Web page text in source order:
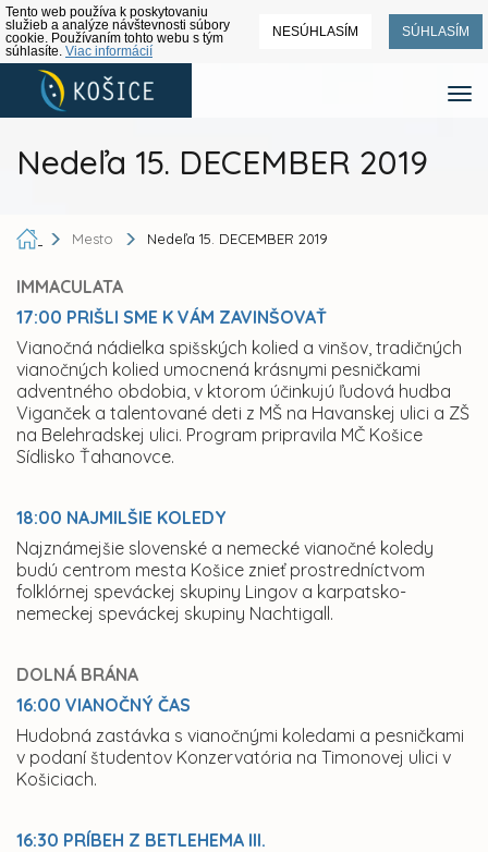
Tento web používa k poskytovaniu
služieb a analýze návštevnosti súbory
cookie. Používaním tohto webu s tým
súhlasíte. Viac informácií
NESÚHLASÍM SÚHLASÍM
Nedeľa 15. DECEMBER 2019
Mesto Nedeľa 15. DECEMBER 2019
IMMACULATA
17:00 PRIŠLI SME K VÁM ZAVINŠOVAŤ
Vianočná nádielka spišských kolied a vinšov, tradičných
vianočných kolied umocnená krásnymi pesničkami
adventného obdobia, v ktorom účinkujú ľudová hudba
Viganček a talentované deti z MŠ na Havanskej ulici a ZŠ
na Belehradskej ulici. Program pripravila MČ Košice
Sídlisko Ťahanovce.
18:00 NAJMILŠIE KOLEDY
Najznámejšie slovenské a nemecké vianočné koledy
budú centrom mesta Košice znieť prostredníctvom
folklórnej speváckej skupiny Lingov a karpatsko-
nemeckej speváckej skupiny Nachtigall.
DOLNÁ BRÁNA
16:00 VIANOČNÝ ČAS
Hudobná zastávka s vianočnými koledami a pesničkami
v podaní študentov Konzervatória na Timonovej ulici v
Košiciach.
16:30 PRÍBEH Z BETLEHEMA III.